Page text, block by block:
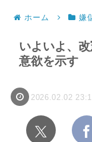
ホーム 嫌
いよいよ、
意欲を示す
2026.02.02